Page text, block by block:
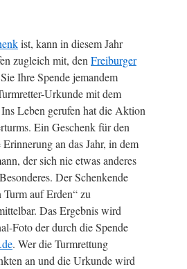
ist, kann in diesem Jahr
zugleich mit, den Freiburger
Ihre Spende jemandem
Urkunde mit dem
Leben gerufen hat die Aktion
Ein Geschenk für den
an das Jahr, in dem
der sich nie etwas anderes
Der Schenkende
auf Erden“ zu
Das Ergebnis wird
Foto der durch die Spende
. Wer die Turmrettung
an und die Urkunde wird